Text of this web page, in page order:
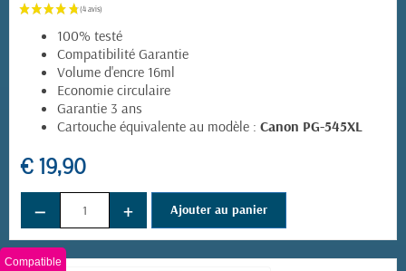
100% testé
Compatibilité Garantie
Volume d'encre 16ml
Economie circulaire
Garantie 3 ans
Cartouche équivalente au modèle : Canon PG-545XL
€ 19,90
− + Ajouter au panier
Compatible